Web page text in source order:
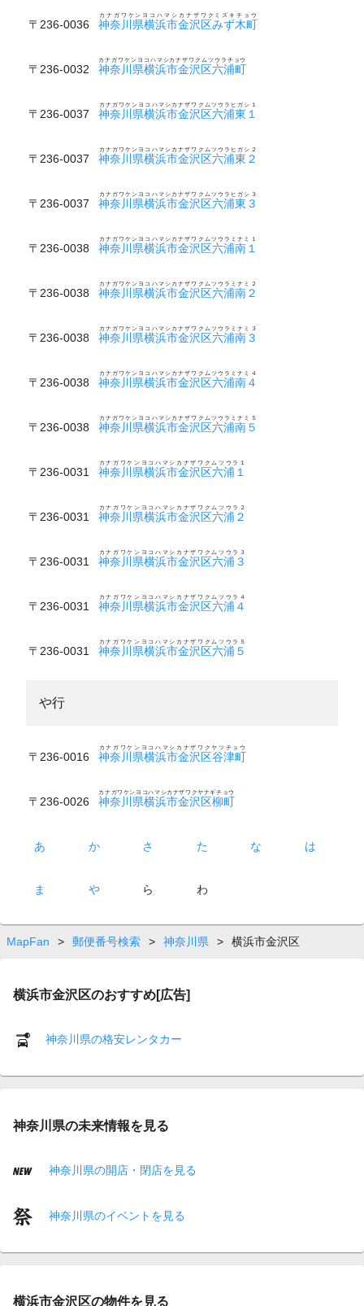
〒236-0036 神奈川県横浜市金沢区みず木町
カナガワケンヨコハマシカナザワクミズキチョウ
〒236-0032 神奈川県横浜市金沢区六浦町
カナガワケンヨコハマシカナザワクムツウラチョウ
〒236-0037 神奈川県横浜市金沢区六浦東１
カナガワケンヨコハマシカナザワクムツウラヒガシ１
〒236-0037 神奈川県横浜市金沢区六浦東２
カナガワケンヨコハマシカナザワクムツウラヒガシ２
〒236-0037 神奈川県横浜市金沢区六浦東３
カナガワケンヨコハマシカナザワクムツウラヒガシ３
〒236-0038 神奈川県横浜市金沢区六浦南１
カナガワケンヨコハマシカナザワクムツウラミナミ１
〒236-0038 神奈川県横浜市金沢区六浦南２
カナガワケンヨコハマシカナザワクムツウラミナミ２
〒236-0038 神奈川県横浜市金沢区六浦南３
カナガワケンヨコハマシカナザワクムツウラミナミ３
〒236-0038 神奈川県横浜市金沢区六浦南４
カナガワケンヨコハマシカナザワクムツウラミナミ４
〒236-0038 神奈川県横浜市金沢区六浦南５
カナガワケンヨコハマシカナザワクムツウラミナミ５
〒236-0031 神奈川県横浜市金沢区六浦１
カナガワケンヨコハマシカナザワクムツウラ１
〒236-0031 神奈川県横浜市金沢区六浦２
カナガワケンヨコハマシカナザワクムツウラ２
〒236-0031 神奈川県横浜市金沢区六浦３
カナガワケンヨコハマシカナザワクムツウラ３
〒236-0031 神奈川県横浜市金沢区六浦４
カナガワケンヨコハマシカナザワクムツウラ４
〒236-0031 神奈川県横浜市金沢区六浦５
カナガワケンヨコハマシカナザワクムツウラ５
や行
〒236-0016 神奈川県横浜市金沢区谷津町
カナガワケンヨコハマシカナザワクヤツチョウ
〒236-0026 神奈川県横浜市金沢区柳町
カナガワケンヨコハマシカナザワクヤナギチョウ
あ か さ た な は
ま や ら わ
MapFan > 郵便番号検索 > 神奈川県 > 横浜市金沢区
横浜市金沢区のおすすめ[広告]
神奈川県の格安レンタカー
神奈川県の未来情報を見る
神奈川県の開店・閉店を見る
神奈川県のイベントを見る
横浜市金沢区の物件を見る